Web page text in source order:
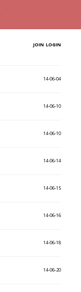
JOIN LOGIN
14-06-04
14-06-10
14-06-10
14-06-14
14-06-15
14-06-16
14-06-18
14-06-20